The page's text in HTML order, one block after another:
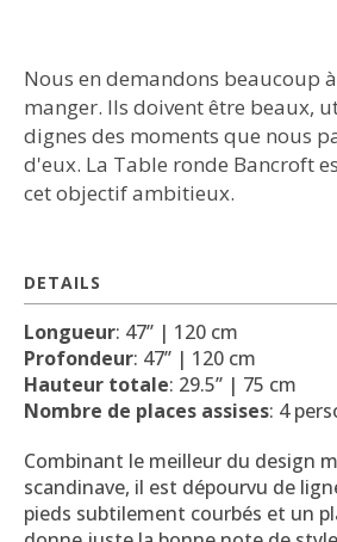
Nous en demandons beaucoup
manger. Ils doivent être beaux,
dignes des moments que nous
d'eux. La Table ronde Bancroft
cet objectif ambitieux.
DETAILS
Longueur: 47’’ | 120 cm
Profondeur: 47’’ | 120 cm
Hauteur totale: 29.5’’ | 75 cm
Nombre de places assises: 4
Combinant le meilleur du design
scandinave, il est dépourvu de
pieds subtilement courbés et un